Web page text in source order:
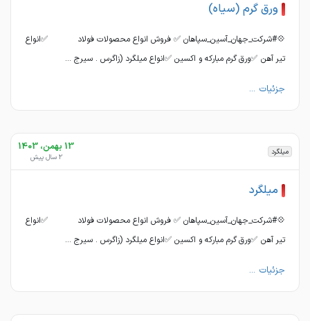
ورق گرم (سیاه)
💠#شرکت_جهان_آسین_سپاهان ✅ فروش انواع محصولات فولاد ✅انواع
تیر آهن ✅ورق گرم مبارکه و اکسین ✅انواع میلگرد (زاگرس . سیرج ...
جزئیات ...
میلگرد 13 بهمن، 1403
2 سال پیش
میلگرد
💠#شرکت_جهان_آسین_سپاهان ✅ فروش انواع محصولات فولاد ✅انواع
تیر آهن ✅ورق گرم مبارکه و اکسین ✅انواع میلگرد (زاگرس . سیرج ...
جزئیات ...